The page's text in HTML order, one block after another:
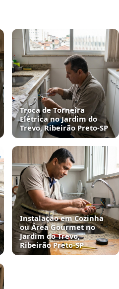
Troca de Torneira
Elétrica no Jardim do
Trevo, Ribeirão Preto‑SP
Instalação em Cozinha
ou Área Gourmet no
Jardim do Trevo,
Ribeirão Preto‑SP